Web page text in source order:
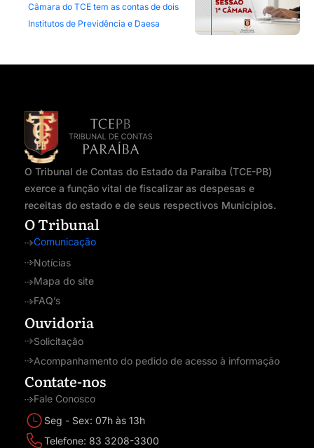
Câmara do TCE tem as contas de dois
Institutos de Previdência e Daesa
O Tribunal de Contas do Estado da Paraíba (TCE-PB)
exerce a função vital de fiscalizar as despesas e
receitas do estado e de seus respectivos Municípios.
O Tribunal
Comunicação
Notícias
Mapa do site
FAQ’s
Ouvidoria
Solicitação
Acompanhamento do pedido de acesso à informação
Contate-nos
Fale Conosco
Seg - Sex: 07h às 13h
Telefone: 83 3208-3300